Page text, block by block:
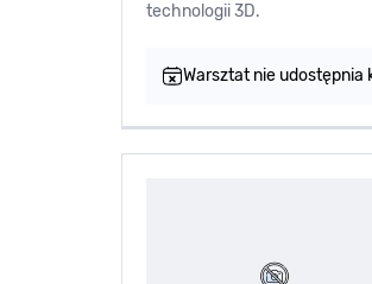
technologii 3D.
Warsztat nie udostępnia